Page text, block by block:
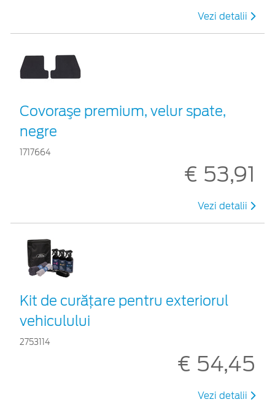
Vezi detalii
Covoraşe premium, velur spate,
negre
1717664
€ 53,91
Vezi detalii
Kit de curățare pentru exteriorul
vehiculului
2753114
€ 54,45
Vezi detalii